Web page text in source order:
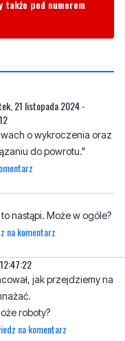
do powrotu."
nastąpi. Może w ogóle?
jak przejdziemy na
roboty?
na komentarz
listopada 2024 - 02:08:49
na drogach w godzinach